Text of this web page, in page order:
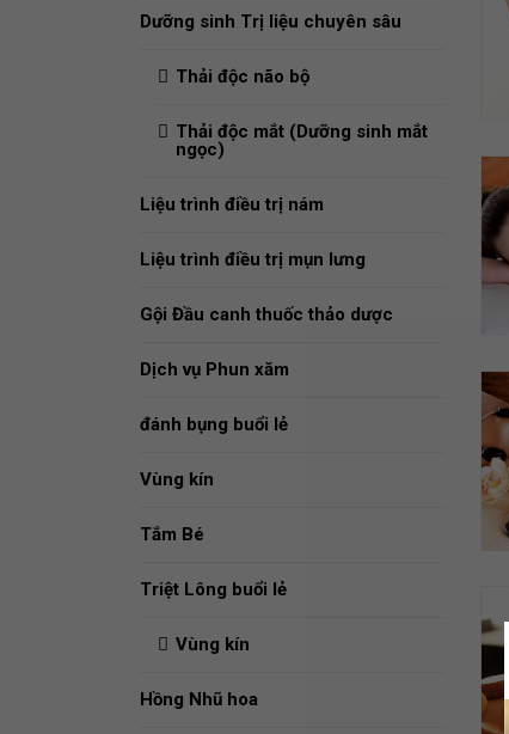
Dưỡng sinh Trị liệu chuyên sâu
Thải độc não bộ
Thải độc mắt (Dưỡng sinh mắt
ngọc)
Liệu trình điều trị nám
Liệu trình điều trị mụn lưng
Gội Đầu canh thuốc thảo dược
Dịch vụ Phun xăm
đánh bụng buổi lẻ
Vùng kín
Tắm Bé
Triệt Lông buổi lẻ
Vùng kín
Hồng Nhũ hoa